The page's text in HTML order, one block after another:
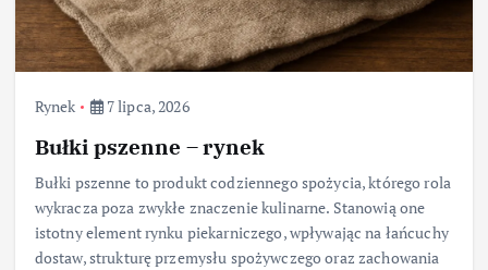
Rynek 7 lipca, 2026
Bułki pszenne – rynek
Bułki pszenne to produkt codziennego spożycia, którego rola
wykracza poza zwykłe znaczenie kulinarne. Stanowią one
istotny element rynku piekarniczego, wpływając na łańcuchy
dostaw, strukturę przemysłu spożywczego oraz zachowania